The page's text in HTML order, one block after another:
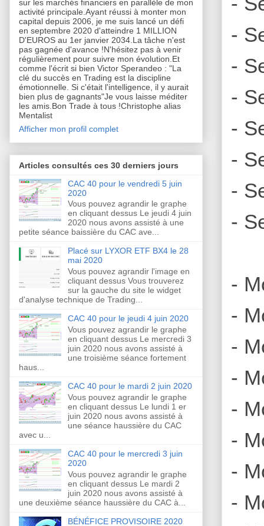
-
-
-
-
-
-
-
-
-
-
-
-
-
-
-
sur les marchés financiers en parallèle de mon
activité principale.Ayant réussi à monter mon
capital depuis 2006, je me suis lancé un défi
en septembre 2020 d'atteindre 1 MILLION
D'EUROS au 1er janvier 2034.La tâche n'est
pas gagnée d'avance !N'hésitez pas à venir
régulièrement pour suivre mon évolution.Et
comme l'écrit si bien Victor Sperandeo : "La
clé du succès en Trading est la discipline
émotionnelle. Si c'était l'intelligence, il y aurait
bien plus de gagnants"Je vous laisse méditer
les amis.Bon Trade à tous !Christophe alias
Mentalist
Afficher mon profil complet
Articles consultés ces 30 derniers jours
CAC 40 pour le vendredi 5 juin
2020
Vous pouvez agrandir le graphe
en cliquant dessus Le jeudi 4 juin
2020 nous avons assisté à une
petite séance baissière du CAC ave...
Placé sur LYXOR ETF BX4 le 28
mai 2020
Vous pouvez agrandir l'image en
cliquant dessus Vous trouverez
sur la gauche du site le widget
d'analyse technique de Trading...
CAC 40 pour le jeudi 4 juin 2020
Vous pouvez agrandir le graphe
en cliquant dessus Le mercredi 3
juin 2020 nous avons assisté à
une troisième séance fortement
haus...
CAC 40 pour le mardi 2 juin 2020
Vous pouvez agrandir le graphe
en cliquant dessus Le lundi 1 er
juin 2020 nous avons assisté à
une séance haussière du CAC
avec u...
CAC 40 pour le mercredi 3 juin
2020
Vous pouvez agrandir le graphe
en cliquant dessus Le mardi 2
juin 2020 nous avons assisté à
une deuxième séance haussière du CAC à...
BÉNÉFICE PROVISOIRE 2020